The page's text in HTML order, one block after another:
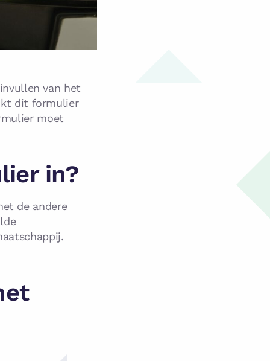
van het
dit formulier
moet
in?
de andere